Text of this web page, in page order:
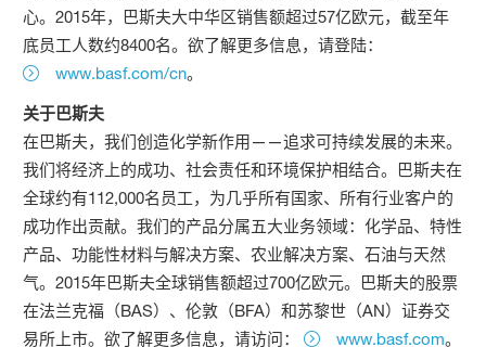
心。2015年，巴斯夫大中华区销售额超过57亿欧元，截至年
底员工人数约8400名。欲了解更多信息，请登陆：
www.basf.com/cn。
关于巴斯夫
在巴斯夫，我们创造化学新作用——追求可持续发展的未来。
我们将经济上的成功、社会责任和环境保护相结合。巴斯夫在
全球约有112,000名员工，为几乎所有国家、所有行业客户的
成功作出贡献。我们的产品分属五大业务领域：化学品、特性
产品、功能性材料与解决方案、农业解决方案、石油与天然
气。2015年巴斯夫全球销售额超过700亿欧元。巴斯夫的股票
在法兰克福（BAS）、伦敦（BFA）和苏黎世（AN）证券交
易所上市。欲了解更多信息，请访问：
www.basf.com。